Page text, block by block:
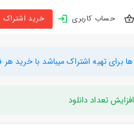
خرید اشتراک
تهیه اشتراک میباشد با خرید هر فایل
تعداد دانلود